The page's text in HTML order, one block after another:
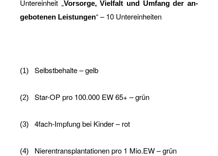
Un­ter­ein­heit „Vor­sor­ge, Viel­falt und Um­fang der an­
ge­bo­te­nen Leis­tun­gen“ – 10 Un­ter­ein­hei­ten
(1) Selbst­be­hal­te – gelb
(2) Star-OP pro 100.000 EW 65+ – grün
(3) 4fach-Imp­fung bei Kin­der – rot
(4) Nie­ren­trans­plan­ta­tio­nen pro 1 Mio.​EW – grün